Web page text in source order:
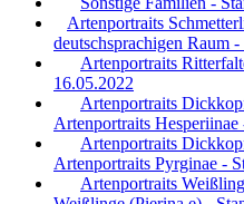
Artenportraits
deutschsprachigen Raum
Artenportraits
16.05.2022
Artenportraits
Artenportraits Hesperiinae
Artenportraits
Artenportraits Pyrginae -
Artenportraits